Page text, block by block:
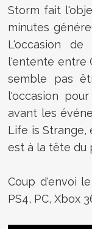
Storm fait
minutes
L'occasion
l'entente entre
semble pas
l'occasion
avant les
Life is Strange,
est à la tête du
Coup d'envoi
PS4, PC, Xbox